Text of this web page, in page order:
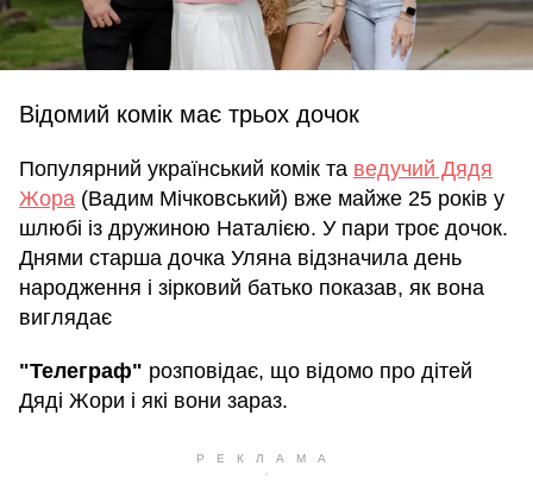
Відомий комік має трьох дочок
Популярний український комік та ведучий Дядя
Жора (Вадим Мічковський) вже майже 25 років у
шлюбі із дружиною Наталією. У пари троє дочок.
Днями старша дочка Уляна відзначила день
народження і зірковий батько показав, як вона
виглядає
"Телеграф" розповідає, що відомо про дітей
Дяді Жори і які вони зараз.